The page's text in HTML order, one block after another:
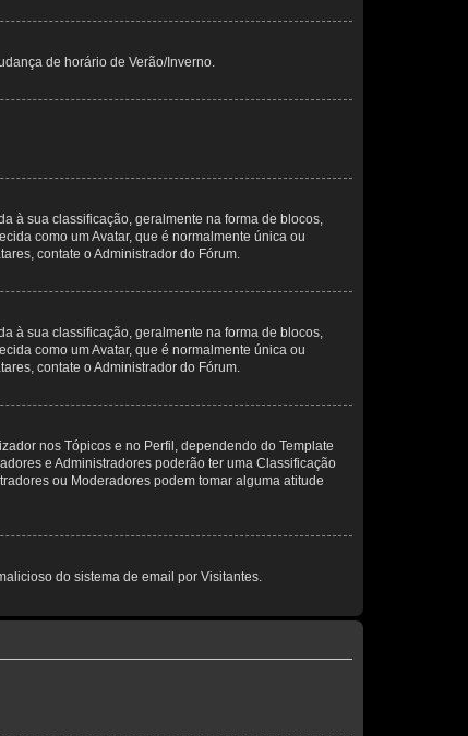
de horário de Verão/Inverno.
à sua classificação, geralmente na forma de blocos,
como um Avatar, que é normalmente única ou
contate o Administrador do Fórum.
à sua classificação, geralmente na forma de blocos,
como um Avatar, que é normalmente única ou
contate o Administrador do Fórum.
nos Tópicos e no Perfil, dependendo do Template
e Administradores poderão ter uma Classificação
ou Moderadores podem tomar alguma atitude
do sistema de email por Visitantes.